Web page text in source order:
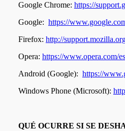
Google Chrome: https://
Google: https://
Firefox: http://
Opera: https://www.opera.com/
Android (Google): https://
Windows Phone (Microsoft):
QUÉ OCURRE SI SE